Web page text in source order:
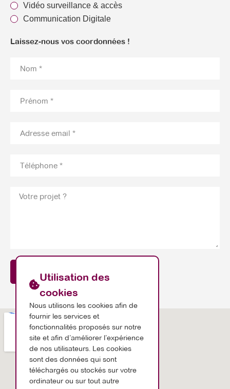
Vidéo surveillance & accès
Communication Digitale
Laissez-nous vos coordonnées !
ENVOYER
Utilisation des
cookies
Nous utilisons les cookies afin de
fournir les services et
fonctionnalités proposés sur notre
site et afin d’améliorer l’expérience
de nos utilisateurs. Les cookies
sont des données qui sont
téléchargés ou stockés sur votre
ordinateur ou sur tout autre